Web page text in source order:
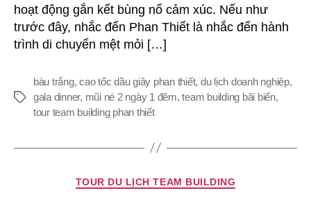
hoạt động gắn kết bùng nổ cảm xúc. Nếu như
trước đây, nhắc đến Phan Thiết là nhắc đến hành
trình di chuyển mệt mỏi […]
Thẻ
bàu trắng,cao tốc dầu giây phan thiết, du lịch doanh nghiệp,
gala dinner, mũi né 2 ngày 1 đêm,team building bãi biển,
tour team building phan thiết
Chuyên
TOUR DU LỊCH TEAM BUILDING